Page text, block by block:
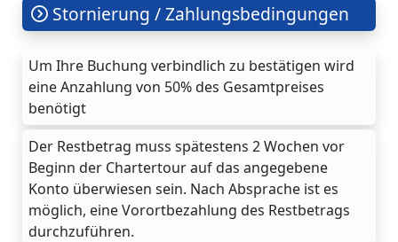
Stornierung / Zahlungsbedingungen
Um Ihre Buchung verbindlich zu bestätigen wird
eine Anzahlung von 50% des Gesamtpreises
benötigt
Der Restbetrag muss spätestens 2 Wochen vor
Beginn der Chartertour auf das angegebene
Konto überwiesen sein. Nach Absprache ist es
möglich, eine Vorortbezahlung des Restbetrags
durchzuführen.